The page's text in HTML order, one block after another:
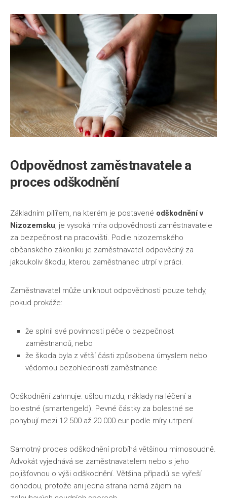
Odpovědnost zaměstnavatele a
proces odškodnění
Základním pilířem, na kterém je postavené odškodnění v
Nizozemsku, je vysoká míra odpovědnosti zaměstnavatele
za bezpečnost na pracovišti. Podle nizozemského
občanského zákoníku je zaměstnavatel odpovědný za
jakoukoliv škodu, kterou zaměstnanec utrpí v práci.
Zaměstnavatel může uniknout odpovědnosti pouze tehdy,
pokud prokáže:
že splnil své povinnosti péče o bezpečnost
zaměstnanců, nebo
že škoda byla z větší části způsobena úmyslem nebo
vědomou bezohledností zaměstnance
Odškodnění zahrnuje: ušlou mzdu, náklady na léčení a
bolestné (smartengeld). Pevné částky za bolestné se
pohybují mezi 12 500 až 20 000 eur podle míry utrpení.
Samotný proces odškodnění probíhá většinou mimosoudně.
Advokát vyjednává se zaměstnavatelem nebo s jeho
pojišťovnou o výši odškodnění. Většina případů se vyřeší
dohodou, protože ani jedna strana nemá zájem na